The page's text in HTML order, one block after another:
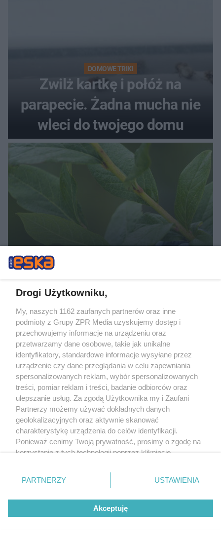
DOMOWE TRIKI
Zwilż kartkę i połóż na
parapecie. Żadna mucha nie
wleci do twojego domu
PIELĘGNACJA BORÓWKI
Zrób to po zebraniu borówek, a za
ZAKUPY
Jesień w Pepco! Stylowe kubki i
dodatki w świetnych cenach
Drogi Użytkowniku,
My, naszych 1162 zaufanych partnerów oraz inne
podmioty z Grupy ZPR Media uzyskujemy dostęp i
przechowujemy informacje na urządzeniu oraz
przetwarzamy dane osobowe, takie jak unikalne
identyfikatory, standardowe informacje wysyłane przez
urządzenie czy dane przeglądania w celu zapewniania
spersonalizowanych reklam, wybór spersonalizowanych
treści, pomiar reklam i treści, badanie odbiorców oraz
ulepszanie usług. Za zgodą Użytkownika my i Zaufani
Partnerzy możemy używać dokładnych danych
geolokalizacyjnych oraz aktywnie skanować
charakterystykę urządzenia do celów identyfikacji.
Ponieważ cenimy Twoją prywatność, prosimy o zgodę na
korzystanie z tych technologii poprzez kliknięcie
zmienić/wycofać klikając przycisk ustawień prywatności
znajdujący się w lewym dolnym rogu strony
rodzaje przetwarzania danych nie wymagają zgody
użytkownika, ale masz prawo sprzeciwić się takiemu
przetwarzaniu. Preferencje będą miały zastosowanie tylko
PARTNERZY USTAWIENIA
Akceptuję